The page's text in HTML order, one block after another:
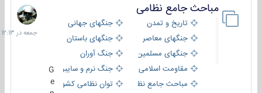
مباحث جامع نظامی
تاریخ و تمدن
جنگهای جهانی
جنگهای معاصر
جنگهای باستان
جنگهای مسلمین
جنگ آوران
مقاومت اسلامی
جنگ نرم و سایبری
مباحث جامع نظامی
توان نظامی کشورها
جمعه
در
12:13